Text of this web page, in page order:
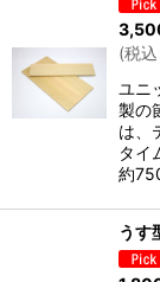
(税込
ユニ
製の
は、
タイ
約
うす